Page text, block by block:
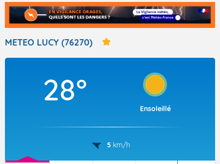
TOUS LES RÉSULTATS
Articles
METEO LUCY (76270)
28°
Ensoleillé
5 km/h